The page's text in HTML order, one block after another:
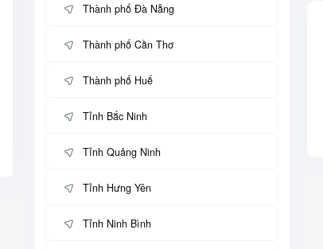
Thành phố Đà Nẵng
Thành phố Cần Thơ
Thành phố Huế
Tỉnh Bắc Ninh
Tỉnh Quảng Ninh
Tỉnh Hưng Yên
Tỉnh Ninh Bình